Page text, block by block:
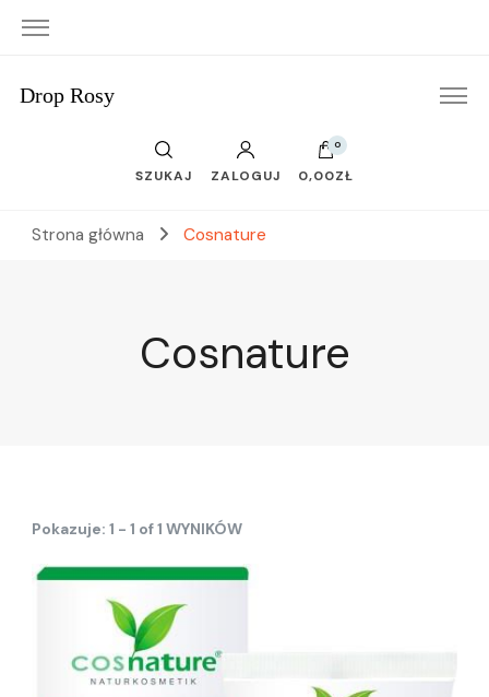
Drop Rosy
SZUKAJ ZALOGUJ
0
0,00ZŁ
Strona główna Cosnature
Cosnature
Pokazuje: 1 - 1 of 1 WYNIKÓW